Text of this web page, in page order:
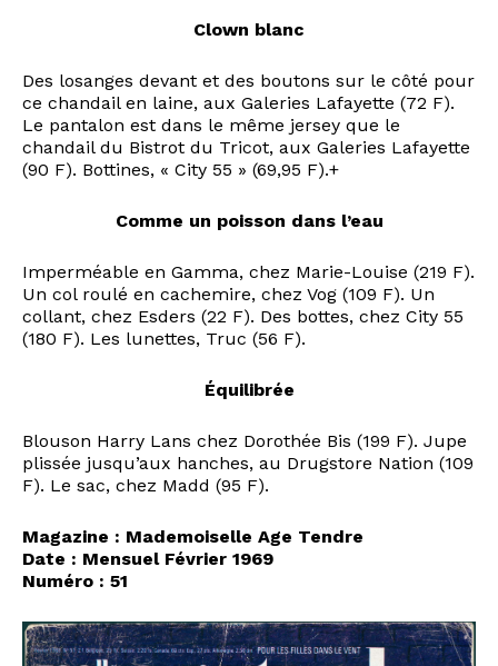
Clown blanc
Des losanges devant et des boutons sur le côté pour
ce chandail en laine, aux Galeries Lafayette (72 F).
Le pantalon est dans le même jersey que le
chandail du Bistrot du Tricot, aux Galeries Lafayette
(90 F). Bottines, « City 55 » (69,95 F).+
Comme un poisson dans l’eau
Imperméable en Gamma, chez Marie-Louise (219 F).
Un col roulé en cachemire, chez Vog (109 F). Un
collant, chez Esders (22 F). Des bottes, chez City 55
(180 F). Les lunettes, Truc (56 F).
Équilibrée
Blouson Harry Lans chez Dorothée Bis (199 F). Jupe
plissée jusqu’aux hanches, au Drugstore Nation (109
F). Le sac, chez Madd (95 F).
Magazine : Mademoiselle Age Tendre
Date : Mensuel Février 1969
Numéro : 51